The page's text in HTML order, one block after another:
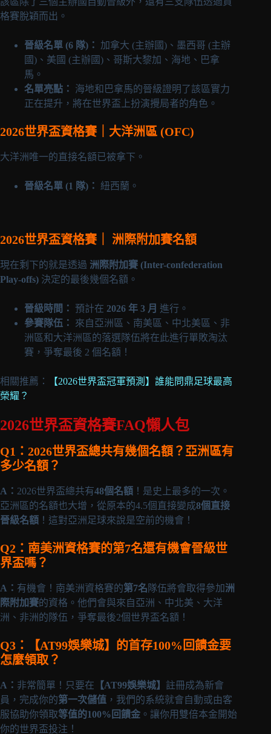
格賽脫穎而出。
晉級名單 (6 隊)：
加拿大 (主辦國)、墨西哥 (主辦
國)、美國 (主辦國)、哥斯大黎加、海地、巴拿
馬。
名單亮點：
海地和巴拿馬的晉級證明了該區實力
正在提升，將在世界盃上扮演攪局者的角色。
2026世界盃資格賽｜大洋洲區 (OFC)
大洋洲唯一的直接名額已被拿下。
晉級名單 (1 隊)： 紐西蘭。
2026世界盃資格賽｜ 洲際附加賽名額
現在剩下的就是透過 洲際附加賽 (Inter-confederation
Play-offs) 決定的最後幾個名額。
晉級時間： 預計在 2026 年 3 月 進行。
參賽隊伍：
來自亞洲區、南美區、中北美區、非
洲區和大洋洲區的落選隊伍將在此進行單敗淘汰
賽，爭奪最後 2 個名額！
相關推薦：
【2026世界盃冠軍預測】誰能問鼎足球最高
榮耀？
2026世界盃資格賽FAQ懶人包
Q1：2026世界盃總共有幾個名額？亞洲區有
多少名額？
A： 2026世界盃總共有48個名額 ！是史上最多的一次。
亞洲區的名額也大增，從原本的4.5個直接變成8個直接
晉級名額 ！這對亞洲足球來說是空前的機會！
Q2：南美洲資格賽的第7名還有機會晉級世
界盃嗎？
A： 有機會！南美洲資格賽的第7名 隊伍將會取得參加洲
際附加賽的資格。他們會與來自亞洲、中北美、大洋
洲、非洲的隊伍，爭奪最後2個世界盃名額！
Q3：【AT99娛樂城】的首存100%回饋金要
怎麼領取？
A： 非常簡單！只要在 【AT99娛樂城】 註冊成為新會
員，完成你的第一次儲值 ，我們的系統就會自動或由客
服協助你領取等值的100%回饋金 。讓你用雙倍本金開始
你的世界盃投注！